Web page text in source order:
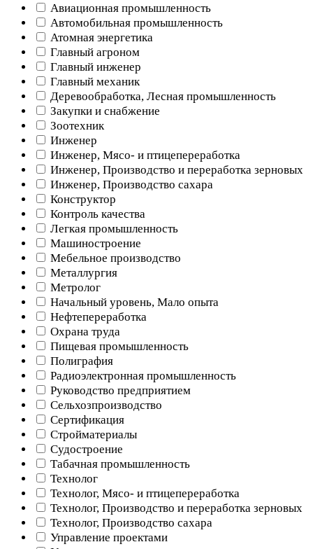
Авиационная промышленность
Автомобильная промышленность
Атомная энергетика
Главный агроном
Главный инженер
Главный механик
Деревообработка, Лесная промышленность
Закупки и снабжение
Зоотехник
Инженер
Инженер, Мясо- и птицепереработка
Инженер, Производство и переработка зерновых
Инженер, Производство сахара
Конструктор
Контроль качества
Легкая промышленность
Машиностроение
Мебельное производство
Металлургия
Метролог
Начальный уровень, Мало опыта
Нефтепереработка
Охрана труда
Пищевая промышленность
Полиграфия
Радиоэлектронная промышленность
Руководство предприятием
Сельхозпроизводство
Сертификация
Стройматериалы
Судостроение
Табачная промышленность
Технолог
Технолог, Мясо- и птицепереработка
Технолог, Производство и переработка зерновых
Технолог, Производство сахара
Управление проектами